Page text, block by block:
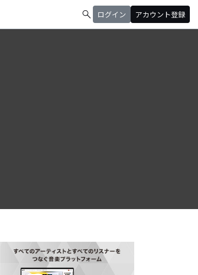
search ログイン アカウント登録